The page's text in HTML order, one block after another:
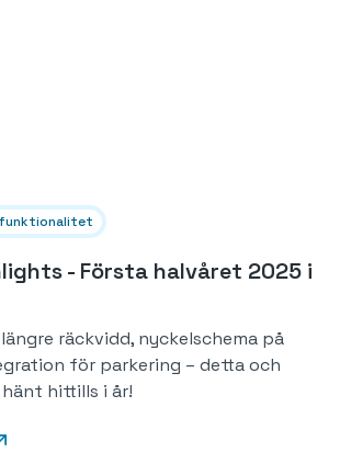
- Första halvåret 2025 i
räckvidd, nyckelschema på
för parkering – detta och
hittills i år!